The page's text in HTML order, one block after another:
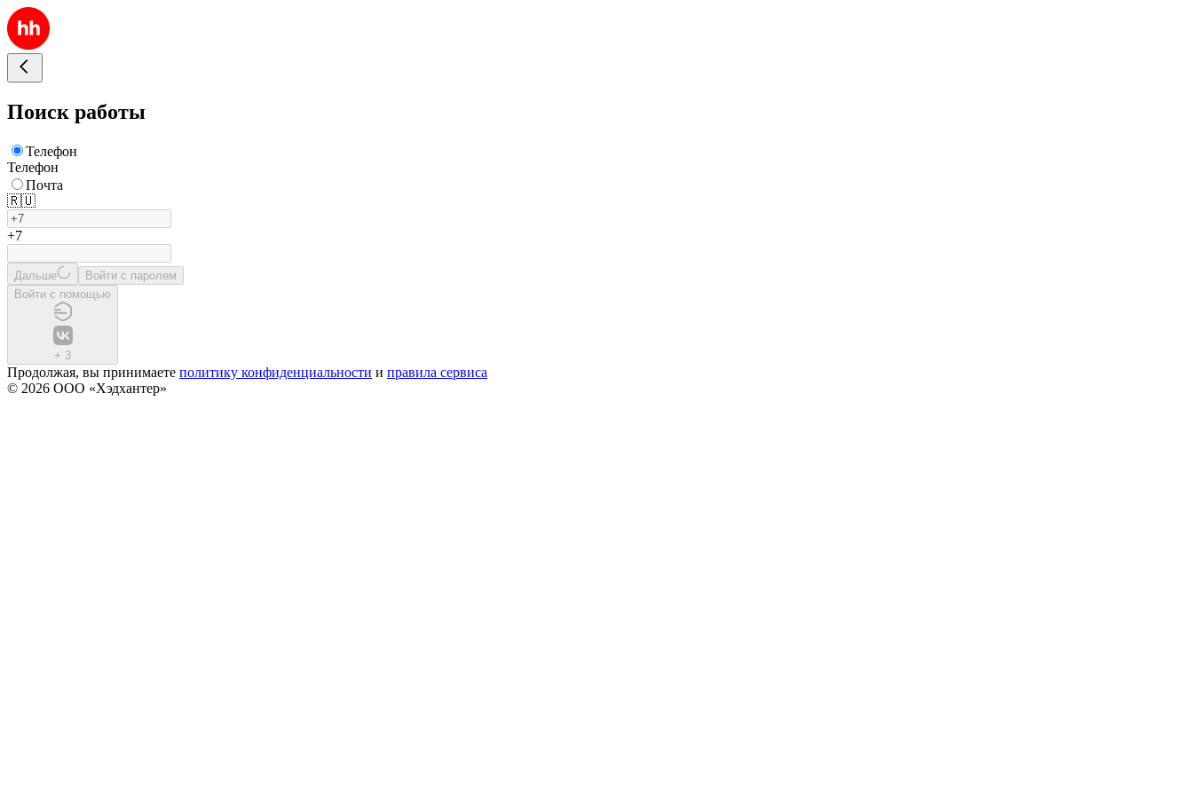
Поиск работы
Телефон
Телефон
Почта
🇷🇺
+7
Дальше
Войти с паролем
Войти с помощью
+ 3
Продолжая, вы принимаете политику конфиденциальности и правила сервиса
© 2026 ООО «Хэдхантер»